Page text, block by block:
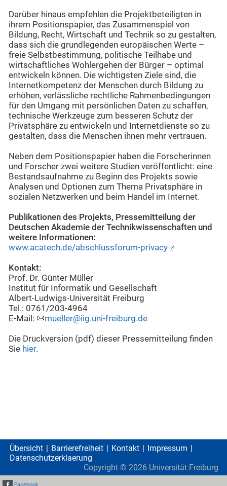
Darüber hinaus empfehlen die Projektbeteiligten in
ihrem Positionspapier, das Zusammenspiel von
Bildung, Recht, Wirtschaft und Technik so zu gestalten,
dass sich die grundlegenden europäischen Werte –
freie Selbstbestimmung, politische Teilhabe und
wirtschaftliches Wohlergehen der Bürger – optimal
entwickeln können. Die wichtigsten Ziele sind, die
Internetkompetenz der Menschen durch Bildung zu
erhöhen, verlässliche rechtliche Rahmenbedingungen
für den Umgang mit persönlichen Daten zu schaffen,
technische Werkzeuge zum besseren Schutz der
Privatsphäre zu entwickeln und Internetdienste so zu
gestalten, dass die Menschen ihnen mehr vertrauen.
Neben dem Positionspapier haben die Forscherinnen
und Forscher zwei weitere Studien veröffentlicht: eine
Bestandsaufnahme zu Beginn des Projekts sowie
Analysen und Optionen zum Thema Privatsphäre in
sozialen Netzwerken und beim Handel im Internet.
Publikationen des Projekts, Pressemitteilung der
Deutschen Akademie der Technikwissenschaften und
weitere Informationen:
www.acatech.de/abschlussforum-privacy
Kontakt:
Prof. Dr. Günter Müller
Institut für Informatik und Gesellschaft
Albert-Ludwigs-Universität Freiburg
Tel.: 0761/203-4964
E-Mail:
mueller@iig.uni-freiburg.de
Die Druckversion (pdf) dieser Pressemitteilung finden
Sie hier.
Übersicht Barrierefreiheit Kontakt
Impressum
Datenschutzerklaerung
Copyright © 2026 Universität Freiburg
Facebook